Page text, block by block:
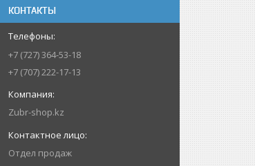
КОНТАКТЫ
+7 (727) 364-53-18
+7 (707) 222-17-13
Zubr-shop.kz
Отдел продаж